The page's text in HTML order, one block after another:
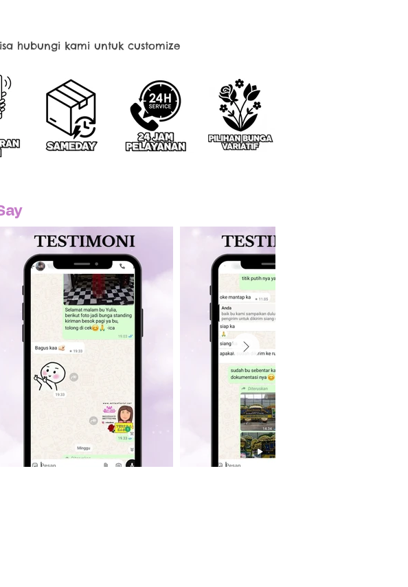
hubungi kami untuk customize